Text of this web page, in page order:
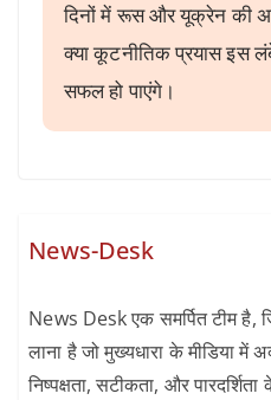
दिनों में रूस और यूक्रेन की
क्या कूटनीतिक प्रयास इस
सफल हो पाएंगे।
News-Desk
News Desk एक समर्पित टीम है,
लाना है जो मुख्यधारा के मीडिया
निष्पक्षता, सटीकता, और